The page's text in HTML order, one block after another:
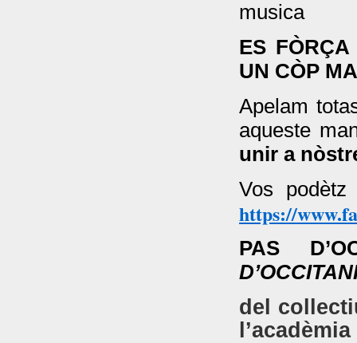
musica
ES
UN CÒP
Apelam
aqueste
unir a
Vos
https://
PAS
del